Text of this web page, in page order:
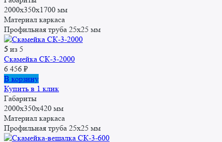
2000x350x1700 мм
Материал каркаса
Профильная труба 25x25 мм
5 из 5
Скамейка СК-3-2000
6 456 ₽
В корзину
Купить в 1 клик
Габариты
2000x350x420 мм
Материал каркаса
Профильная труба 25x25 мм